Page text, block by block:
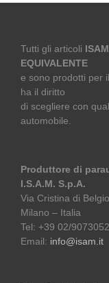
Tutti gli articoli ISAM
EQUIVALENTE
e sono prodotti per
ha il diritto
di scegliere con
automobile.
Produttore di
I.S.A.M. S.p.A.
Via Cristina di
Milano – Italia
Tel: +39 02/
Email: info@isam.it